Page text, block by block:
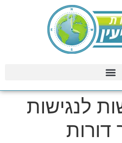
לנגישות